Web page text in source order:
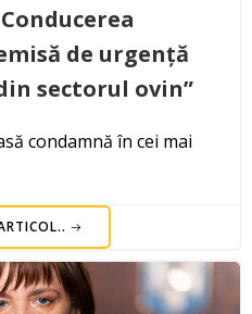
de urgență
sectorul ovin”
condamnă în cei mai